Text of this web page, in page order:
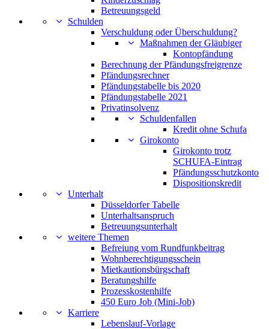
Betreuungsgeld
Schulden
Verschuldung oder Überschuldung?
Maßnahmen der Gläubiger
Kontopfändung
Berechnung der Pfändungsfreigrenze
Pfändungsrechner
Pfändungstabelle bis 2020
Pfändungstabelle 2021
Privatinsolvenz
Schuldenfallen
Kredit ohne Schufa
Girokonto
Girokonto trotz
SCHUFA-Eintrag
Pfändungsschutzkonto
Dispositionskredit
Unterhalt
Düsseldorfer Tabelle
Unterhaltsanspruch
Betreuungsunterhalt
weitere Themen
Befreiung vom Rundfunkbeitrag
Wohnberechtigungsschein
Mietkautionsbürgschaft
Beratungshilfe
Prozesskostenhilfe
450 Euro Job (Mini-Job)
Karriere
Lebenslauf-Vorlage